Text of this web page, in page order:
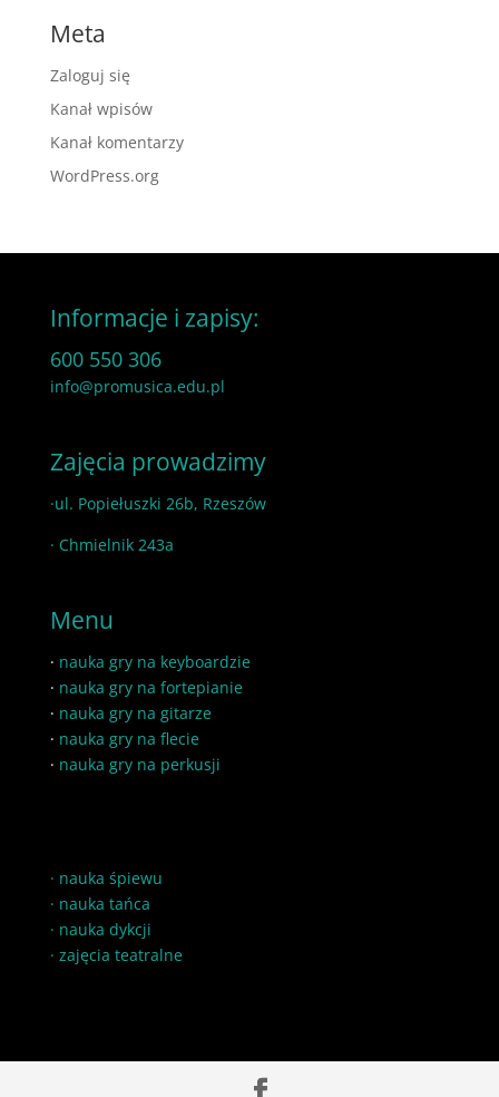
Meta
Zaloguj się
Kanał wpisów
Kanał komentarzy
WordPress.org
Informacje i zapisy:
600 550 306
info@promusica.edu.pl
Zajęcia prowadzimy
·ul. Popiełuszki 26b, Rzeszów
· Chmielnik 243a
Menu
· nauka gry na keyboardzie
· nauka gry na fortepianie
· nauka gry na gitarze
· nauka gry na flecie
· nauka gry na perkusji
· nauka śpiewu
· nauka tańca
· nauka dykcji
· zajęcia teatralne